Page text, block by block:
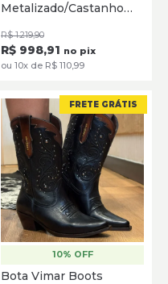
SELECIONE
Metalizado/Castanho
R$ 1.219,90
R$ 998,91 no pix
ou 10x de R$ 110,99
37 38
FRETE GRÁTIS
10% OFF
Bota Vimar Boots